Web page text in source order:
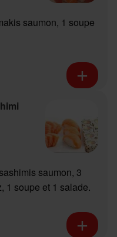
saumon, 1 soupe
saumon, 3
1 soupe et 1 salade.